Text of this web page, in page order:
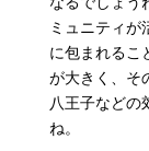
ミュニティが
に包まれるこ
が大きく、そ
八王子などの
ね。